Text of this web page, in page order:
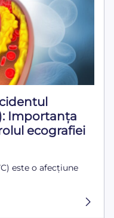
Importanța
ecografiei
este o afecțiune